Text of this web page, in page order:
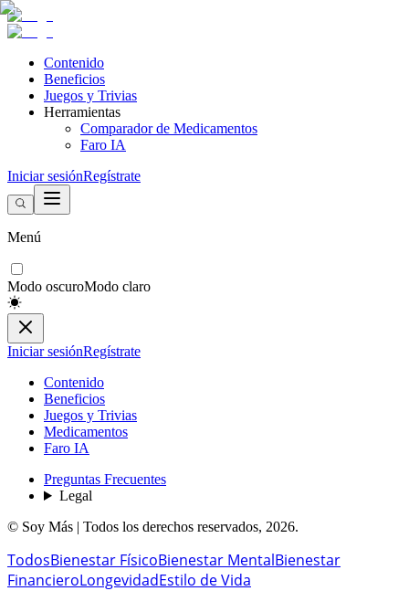
Contenido
Beneficios
Juegos y Trivias
Herramientas
Comparador de Medicamentos
Faro IA
Iniciar sesiónRegístrate
Menú
Modo oscuroModo claro
Iniciar sesiónRegístrate
Contenido
Beneficios
Juegos y Trivias
Medicamentos
Faro IA
Preguntas Frecuentes
Legal
© Soy Más | Todos los derechos reservados, 2026.
TodosBienestar FísicoBienestar MentalBienestar
FinancieroLongevidadEstilo de Vida